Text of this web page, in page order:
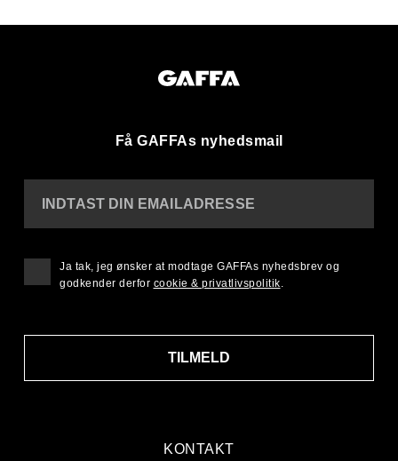
Få GAFFAs nyhedsmail
KONTAKT
INDTAST DIN EMAILADRESSE
TILMELD
Ja tak, jeg ønsker at modtage GAFFAs nyhedsbrev og
godkender derfor cookie & privatlivspolitik